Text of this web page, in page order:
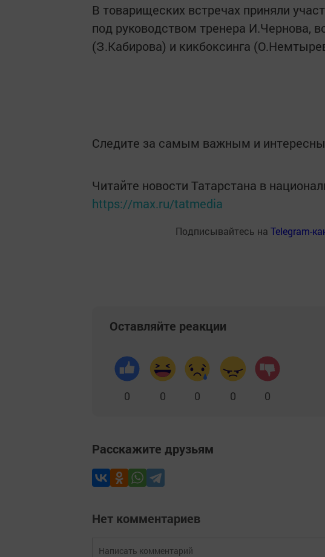
В товарищеских встречах приняли
под руководством тренера И.Чернова,
(З.Кабирова) и кикбоксинга
Следите за самым важным и
Читайте новости Татарстана в
https://max.ru/tatmedia
Подписывайтесь на Telegram-
Оставляйте реакции
0 0 0 0 0
Расскажите друзьям
Нет комментариев